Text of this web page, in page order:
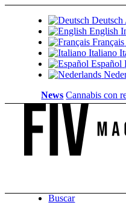
Deutsch
English
Français
Italiano
Español
News Cannabis con
Buscar